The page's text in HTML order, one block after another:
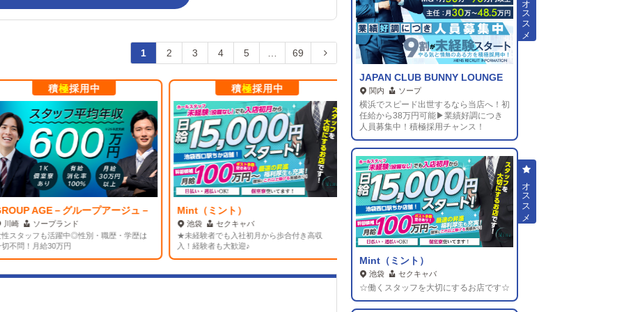
1 2 3 4 5 69
積極採用中
AGE－グループアージュ－
ソープランド
タッフも活躍中◎性別・職歴・学歴は
問！月給30万円
積極採用中
Mint（ミント）
池袋
セクキャバ
★未経験者でも入社初月から歩合付き高収
入！経験者も大歓迎♪
積極
CRYSTAL TERRACE(クリスタルテラス)
新橋
セクキャバ
ニューオープン!専属送りドライバー(先着1名
～2名採用)積極募集!
JAPAN CLUB BUNNY LOUNGE
関内 ソープ
横浜でスピード出世するなら当店へ！初
任給から38万円可能▶業績好調につき
人員募集中！積極採用チャンス！
Mint（ミント）
池袋 セクキャバ
☆働くスタッフを大切にするお店です☆